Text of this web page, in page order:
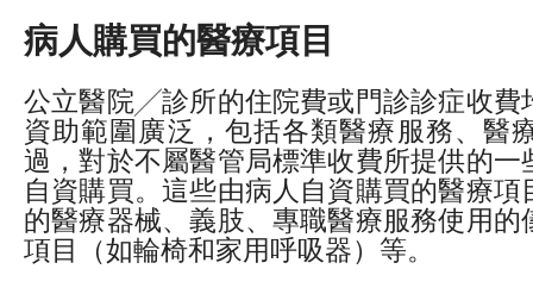
病人購買的醫療項目
公立醫院╱診所的住院費或門診診症收費
資助範圍廣泛，包括各類醫療服務、醫
過，對於不屬醫管局標準收費所提供的一
自資購買。這些由病人自資購買的醫療
的醫療器械、義肢、專職醫療服務使用
項目（如輪椅和家用呼吸器）等。